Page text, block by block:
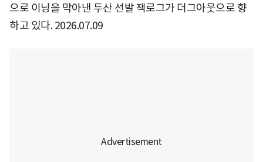
으로 이닝을 막아낸 두산 선발 잭로그가 더그아웃으로 향
하고 있다. 2026.07.09